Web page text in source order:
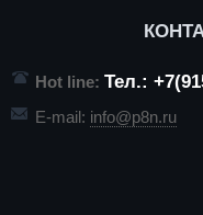
Hot line: Тел.:
E-mail: info@p8n.ru